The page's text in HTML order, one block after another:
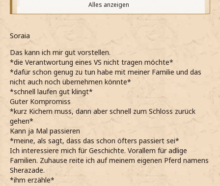
Klingt spannend
*vielleicht ja klappt*
*ihm zu nicke, als erwähnt, dass er in der 6. sei*
*dankbar bin, dass huer nicht noch länger
herumstehen müssen*
Reicht gehen oder magst du joggen?
*eigentlich gar nicht auf Sport eingestellt bin aber
einbisschen Bewegung wohl nicht schaden würde*
Und, was machst du sonst so in deiner Freizeit? Ich
mein, ausser andere Menschen im Dunkeln
unzurennen
*mir ein kichern nicht verkneifen kann*
Nate
*Nur mit den Schultern zucke*
Es ist mehr Arbeit, als ich erwartet hätte
*Ehrlich zugebe, da sich die VS auch regelmäßig zu
Sitzungen treffen und absprechen*
*Die Abendlichen Patroullien aber ganz gerne habe, da
mich so vor dem Schlafengehen auch nochmal bewegen
kann*
*Es außerdem mag, für Gerechtigkeit zu sorgen*
*Mir das schon in den letzten Jahren immer böse
aufgestoßen ist und nun endlich zumindest etwas
dagegen tun kann*
Aber mit Marie kann ich wirklich gut zusammenarbeiten,
Alles anzeigen
Soraia
Das kann ich mir gut vorstellen.
*die Verantwortung eines VS nicht tragen möchte*
*dafür schon genug zu tun habe mit meiner Familie und das
nicht auch noch übernehmen könnte*
*schnell laufen gut klingt*
Guter Kompromiss
*kurz Kichern muss, dann aber schnell zum Schloss zurück
gehen*
Kann ja Mal passieren
*meine, als sagt, dass das schon öfters passiert sei*
Ich interessiere mich für Geschichte. Vorallem für adlige
Familien. Zuhause reite ich auf meinem eigenen Pferd namens
Sherazade.
*ihm erzähle*